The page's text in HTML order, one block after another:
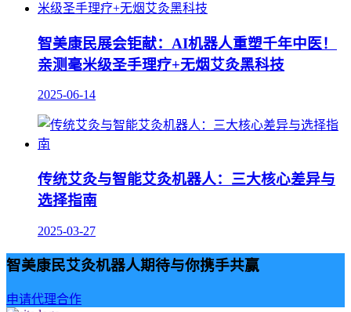
智美康民展会钜献：AI机器人重塑千年中医！
亲测毫米级圣手理疗+无烟艾灸黑科技
2025-06-14
传统艾灸与智能艾灸机器人：三大核心差异与
选择指南
2025-03-27
智美康民艾灸机器人期待与你携手共赢
申请代理合作